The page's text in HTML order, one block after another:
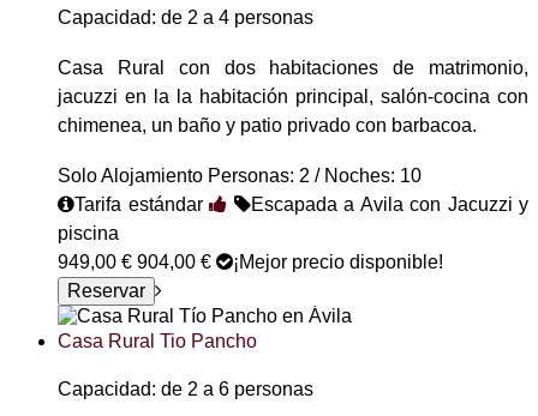
Capacidad: de 2 a 4 personas
Casa Rural con dos habitaciones de matrimonio,
jacuzzi en la la habitación principal, salón-cocina con
chimenea, un baño y patio privado con barbacoa.
Solo Alojamiento Personas: 2 / Noches: 10
Tarifa estándar
Escapada a Avila con Jacuzzi y
piscina
949,00 € 904,00 € ¡Mejor precio disponible!
Casa Rural Tio Pancho
Capacidad: de 2 a 6 personas